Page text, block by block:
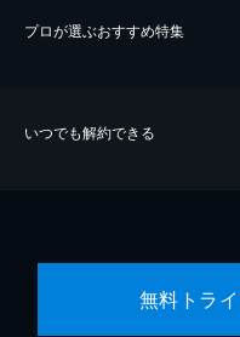
プロが選ぶおすすめ特集
いつでも解約できる
無料トラ